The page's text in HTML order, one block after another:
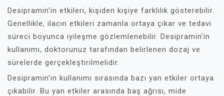
Desipramin’in etkileri, kişiden kişiye farklılık gösterebilir.
Genellikle, ilacın etkileri zamanla ortaya çıkar ve tedavi
süreci boyunca iyileşme gözlemlenebilir. Desipramin’in
kullanımı, doktorunuz tarafından belirlenen dozaj ve
sürelerde gerçekleştirilmelidir.
Desipramin’in kullanımı sırasında bazı yan etkiler ortaya
çıkabilir. Bu yan etkiler arasında baş ağrısı, mide